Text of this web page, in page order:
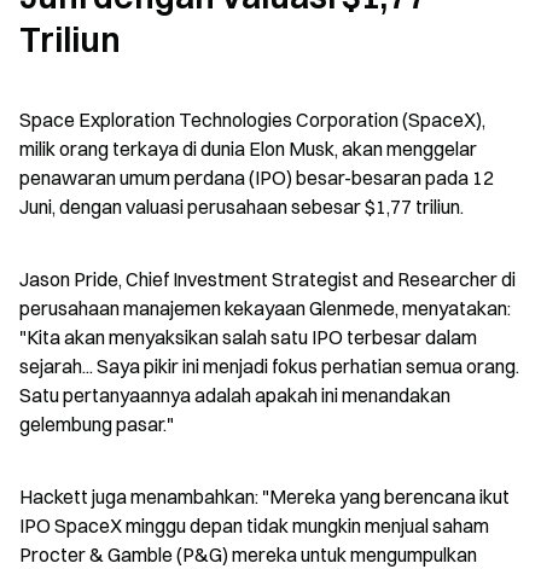
Triliun
Space Exploration Technologies Corporation (SpaceX),
milik orang terkaya di dunia Elon Musk, akan menggelar
penawaran umum perdana (IPO) besar-besaran pada 12
Juni, dengan valuasi perusahaan sebesar $1,77 triliun.
Jason Pride, Chief Investment Strategist and Researcher di
perusahaan manajemen kekayaan Glenmede, menyatakan:
"Kita akan menyaksikan salah satu IPO terbesar dalam
sejarah... Saya pikir ini menjadi fokus perhatian semua orang.
Satu pertanyaannya adalah apakah ini menandakan
gelembung pasar."
Hackett juga menambahkan: "Mereka yang berencana ikut
IPO SpaceX minggu depan tidak mungkin menjual saham
Procter & Gamble (P&G) mereka untuk mengumpulkan